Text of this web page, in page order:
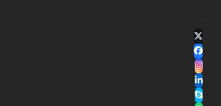
Twitter
(deprecated)
Facebook
Instagram
LinkedIn
Skype